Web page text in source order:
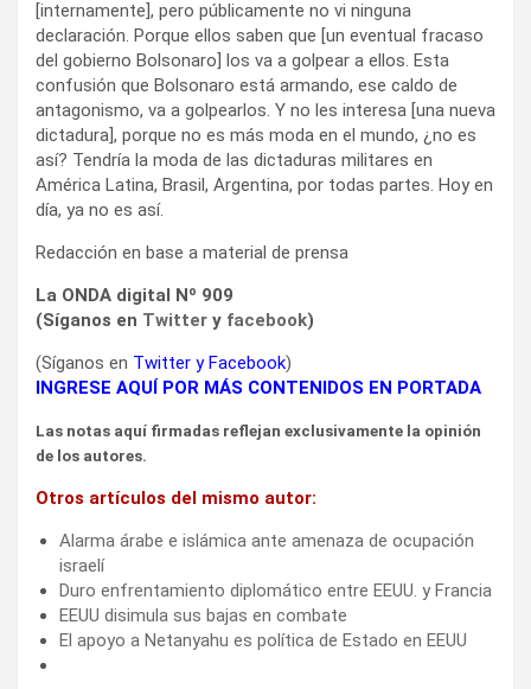
[internamente], pero públicamente no vi ninguna
declaración. Porque ellos saben que [un eventual fracaso
del gobierno Bolsonaro] los va a golpear a ellos. Esta
confusión que Bolsonaro está armando, ese caldo de
antagonismo, va a golpearlos. Y no les interesa [una nueva
dictadura], porque no es más moda en el mundo, ¿no es
así? Tendría la moda de las dictaduras militares en
América Latina, Brasil, Argentina, por todas partes. Hoy en
día, ya no es así.
Redacción en base a material de prensa
La ONDA digital Nº 909
(Síganos en Twitter y facebook)
(Síganos en Twitter yFacebook)
INGRESE AQUÍ POR MÁS CONTENIDOS EN PORTADA
Las notas aquí firmadas reflejan exclusivamente la opinión
de los autores.
Otros artículos del mismo autor:
Alarma árabe e islámica ante amenaza de ocupación
israelí
Duro enfrentamiento diplomático entre EEUU. y Francia
EEUU disimula sus bajas en combate
El apoyo a Netanyahu es política de Estado en EEUU